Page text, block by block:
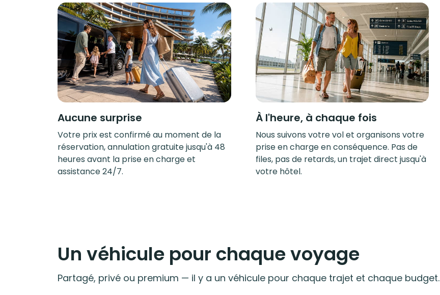
Aucune surprise
Votre prix est confirmé au moment de la
réservation, annulation gratuite jusqu'à 48
heures avant la prise en charge et
assistance 24/7.
À l'heure, à chaque fois
Nous suivons votre vol et organisons votre
prise en charge en conséquence. Pas de
files, pas de retards, un trajet direct jusqu'à
votre hôtel.
Un véhicule pour chaque voyage
Partagé, privé ou premium — il y a un véhicule pour chaque trajet et chaque budget.